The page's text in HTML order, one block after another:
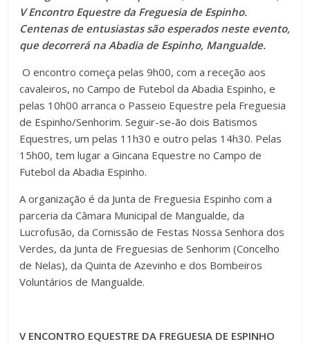
V Encontro Equestre da Freguesia de Espinho.
Centenas de entusiastas são esperados neste evento,
que decorrerá na Abadia de Espinho, Mangualde.
O encontro começa pelas 9h00, com a receção aos
cavaleiros, no Campo de Futebol da Abadia Espinho, e
pelas 10h00 arranca o Passeio Equestre pela Freguesia
de Espinho/Senhorim. Seguir-se-ão dois Batismos
Equestres, um pelas 11h30 e outro pelas 14h30. Pelas
15h00, tem lugar a Gincana Equestre no Campo de
Futebol da Abadia Espinho.
A organização é da Junta de Freguesia Espinho com a
parceria da Câmara Municipal de Mangualde, da
Lucrofusão, da Comissão de Festas Nossa Senhora dos
Verdes, da Junta de Freguesias de Senhorim (Concelho
de Nelas), da Quinta de Azevinho e dos Bombeiros
Voluntários de Mangualde.
V ENCONTRO EQUESTRE DA FREGUESIA DE ESPINHO